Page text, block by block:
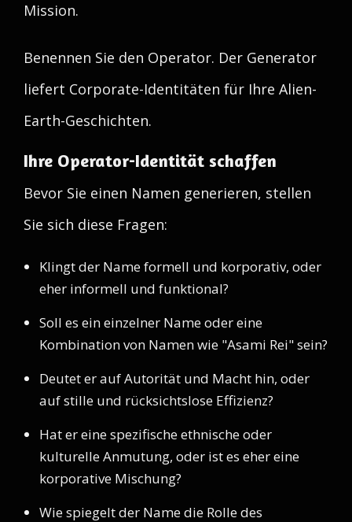
Mission.
Benennen Sie den Operator. Der Generator
liefert Corporate-Identitäten für Ihre Alien-
Earth-Geschichten.
Ihre Operator-Identität schaffen
Bevor Sie einen Namen generieren, stellen
Sie sich diese Fragen:
Klingt der Name formell und korporativ, oder
eher informell und funktional?
Soll es ein einzelner Name oder eine
Kombination von Namen wie "Asami Rei" sein?
Deutet er auf Autorität und Macht hin, oder
auf stille und rücksichtslose Effizienz?
Hat er eine spezifische ethnische oder
kulturelle Anmutung, oder ist es eher eine
korporative Mischung?
Wie spiegelt der Name die Rolle des